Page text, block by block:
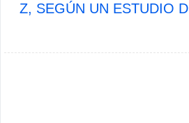
Z, SEGÚN UN ESTUDIO